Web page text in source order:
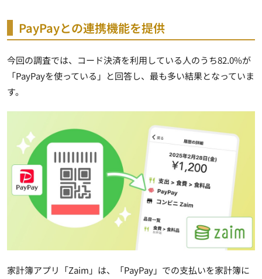
PayPayとの連携機能を提供
今回の調査では、コード決済を利用している人のうち82.0%が
「PayPayを使っている」と回答し、最も多い結果となっていま
す。
家計簿アプリ「Zaim」は、「PayPay」での支払いを家計簿に